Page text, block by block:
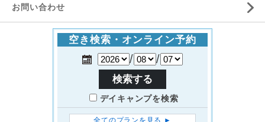
お問い合わせ